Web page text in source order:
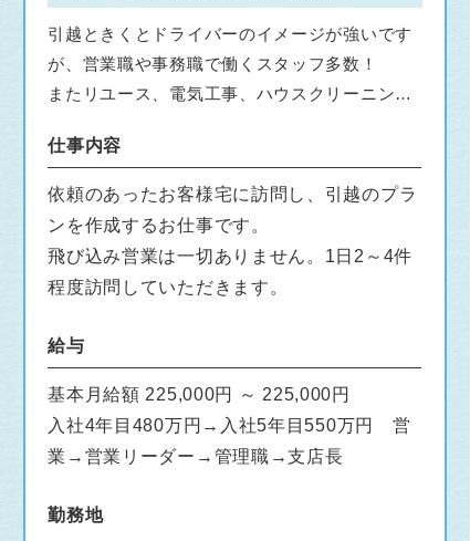
引越ときくとドライバーのイメージが強いです
が、営業職や事務職で働くスタッフ多数！
またリユース、電気工事、ハウスクリーニング
仕事内容
依頼のあったお客様宅に訪問し、引越のプラ
ンを作成するお仕事です。
飛び込み営業は一切ありません。1日2～4件
程度訪問していただきます。
給与
基本月給額 225,000円 ～ 225,000円
入社4年目480万円→入社5年目550万円 営
業→営業リーダー→管理職→支店長
勤務地